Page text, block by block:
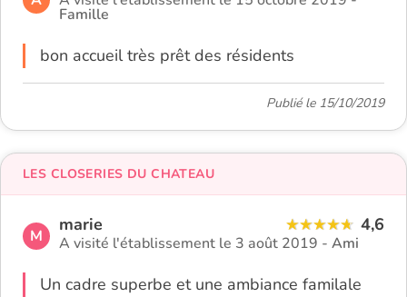
Famille
bon accueil très prêt des résidents
Publié le 15/10/2019
M
marie 4,6
A visité l'établissement le 3 août 2019 - Ami
Un cadre superbe et une ambiance familale
LES CLOSERIES DU CHATEAU